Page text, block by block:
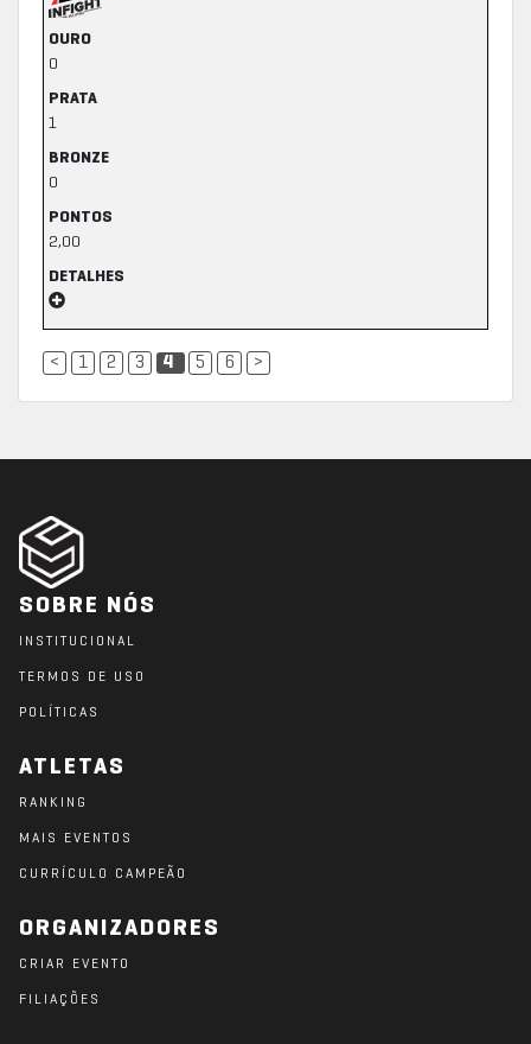
OURO
0
PRATA
1
BRONZE
0
PONTOS
2,00
DETALHES
< 1 2 3 4 5 6 >
SOBRE NÓS
INSTITUCIONAL
TERMOS DE USO
POLÍTICAS
ATLETAS
RANKING
MAIS EVENTOS
CURRÍCULO CAMPEÃO
ORGANIZADORES
CRIAR EVENTO
FILIAÇÕES